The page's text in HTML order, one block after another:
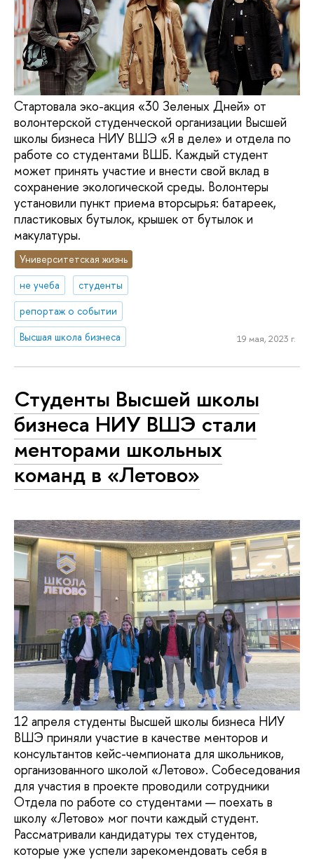
Стартовала эко-акция «30 Зеленых Дней» от
волонтерской студенческой организации Высшей
школы бизнеса НИУ ВШЭ «Я в деле» и отдела по
работе со студентами ВШБ. Каждый студент
может принять участие и внести свой вклад в
сохранение экологической среды. Волонтеры
установили пункт приема вторсырья: батареек,
пластиковых бутылок, крышек от бутылок и
макулатуры.
Университетская жизнь
не учеба
студенты
репортаж о событии
Высшая школа бизнеса
19 мая, 2023 г.
Студенты Высшей школы
бизнеса НИУ ВШЭ стали
менторами школьных
команд в «Летово»
12 апреля студенты Высшей школы бизнеса НИУ
ВШЭ приняли участие в качестве менторов и
консультантов кейс-чемпионата для школьников,
организованного школой «Летово». Собеседования
для участия в проекте проводили сотрудники
Отдела по работе со студентами — поехать в
школу «Летово» мог почти каждый студент.
Рассматривали кандидатуры тех студентов,
которые уже успели зарекомендовать себя в